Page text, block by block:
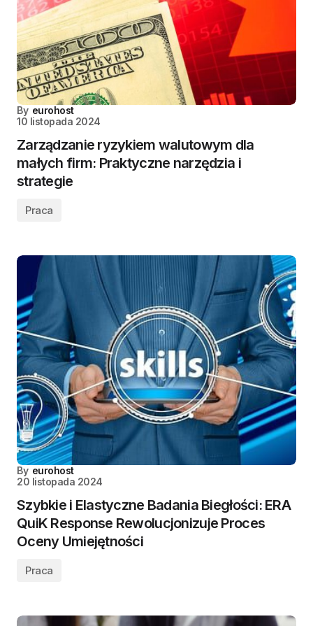
By eurohost
10 listopada 2024
Zarządzanie ryzykiem walutowym dla
małych firm: Praktyczne narzędzia i
strategie
Praca
By eurohost
20 listopada 2024
Szybkie i Elastyczne Badania Biegłości: ERA
QuiK Response Rewolucjonizuje Proces
Oceny Umiejętności
Praca